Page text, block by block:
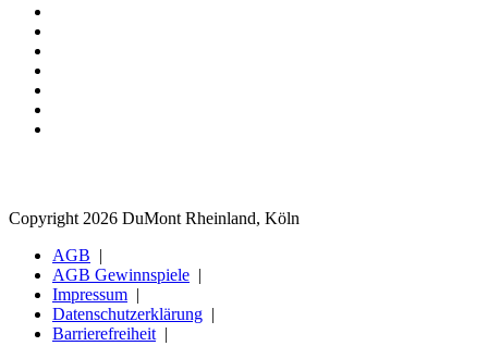
Copyright 2026 DuMont Rheinland, Köln
AGB
AGB Gewinnspiele
Impressum
Datenschutzerklärung
Barrierefreiheit